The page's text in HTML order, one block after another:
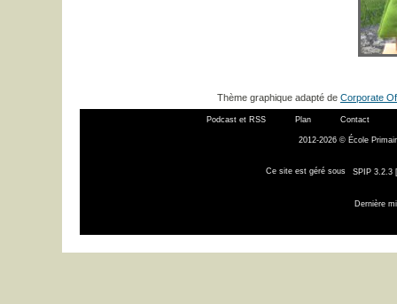
Thème graphique adapté de Corporate
Podcast et RSS Plan Contact
2012-2026 © École
Ce site est géré sous SPIP 3.2.3
Dernière